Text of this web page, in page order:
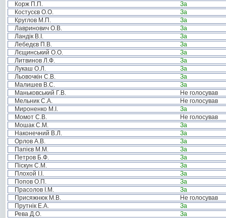
Корж П.П.
За
Костусєв О.О.
За
Круглов М.П.
За
Лавринович О.В.
За
Ландік В.І.
За
Лебедєв П.В.
За
Лєщинський О.О.
За
Литвинов Л.Ф.
За
Лукаш О.Л.
За
Льовочкін С.В.
За
Малишев В.С.
За
Маньковський Г.В.
Не голосував
Мельник С.А.
Не голосував
Мироненко М.І.
За
Момот С.В.
Не голосував
Мошак С.М.
За
Наконечний В.Л.
За
Орлов А.В.
За
Папієв М.М.
За
Петров Б.Ф.
За
Піскун С.М.
За
Плохой І.І.
За
Попов О.П.
За
Прасолов І.М.
За
Присяжнюк М.В.
Не голосував
Прутнік Е.А.
За
Рева Д.О.
За